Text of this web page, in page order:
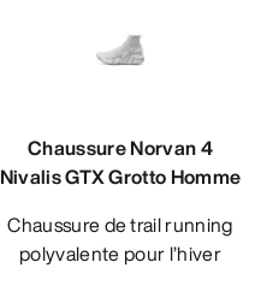
Chaussure Norvan 4
Nivalis GTX Grotto Homme
Chaussure de trail running
polyvalente pour l’hiver